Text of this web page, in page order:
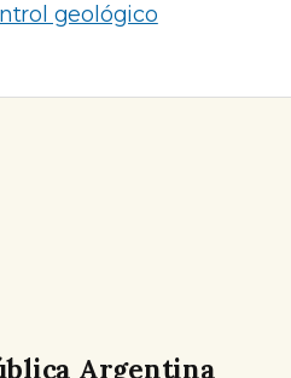
geológico
Argentina